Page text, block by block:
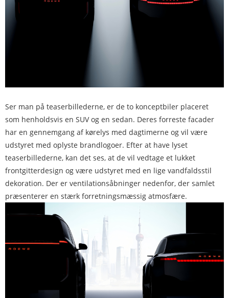
Ser man på teaserbillederne, er de to konceptbiler placeret
som henholdsvis en SUV og en sedan. Deres forreste facader
har en gennemgang af kørelys med dagtimerne og vil være
udstyret med oplyste brandlogoer. Efter at have lyset
teaserbillederne, kan det ses, at de vil vedtage et lukket
frontgitterdesign og være udstyret med en lige vandfaldsstil
dekoration. Der er ventilationsåbninger nedenfor, der samlet
præsenterer en stærk forretningsmæssig atmosfære.